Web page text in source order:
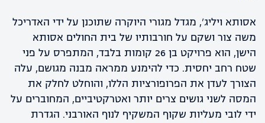
אסותא ויליג’, מגדל מגורי היוקרה שתוכנן על ידי האדריכל
משה צור ושקם על חורבותיו של בית החולים אסותא
הישן, הוא פרויקט בן 26 קומות בלבד, המתפרס על פני
שטח רחב יחסית. כדי להימנע ממראה מבנה מגושם, עלה
הצורך לעדן את הפרופורציות הללו, והוחלט לחלק את
המסה לשני גושים צרים יותר ואטרקטיביים, המחוברים על
ידי לובי מעליות שקוף המשקיף לנוף האורבני. הגדרת